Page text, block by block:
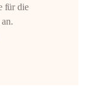
für die